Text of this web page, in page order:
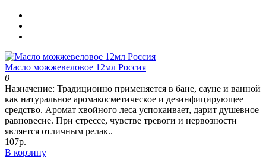
Масло можжевеловое 12мл Россия
0
Назначение: Традиционно применяется в бане, сауне и ванной
как натуральное аромакосметическое и дезинфицирующее
средство. Аромат хвойного леса успокаивает, дарит душевное
равновесие. При стрессе, чувстве тревоги и нервозности
является отличным релак..
107р.
В корзину